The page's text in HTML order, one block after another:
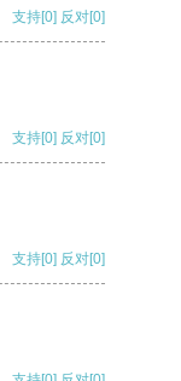
支持[0] 反对[0]
支持[0] 反对[0]
支持[0] 反对[0]